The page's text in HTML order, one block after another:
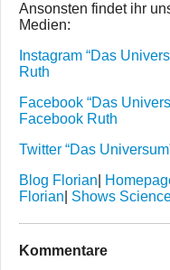
Ansonsten findet ihr
Medien:
Instagram “Das
Ruth
Facebook “Das
Facebook Ruth
Twitter “Das
Blog Florian
Florian Shows
Kommentare